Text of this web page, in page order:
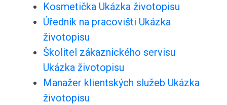
Kosmetička Ukázka životopisu
Úředník na pracovišti Ukázka
životopisu
Školitel zákaznického servisu
Ukázka životopisu
Manažer klientských služeb Ukázka
životopisu